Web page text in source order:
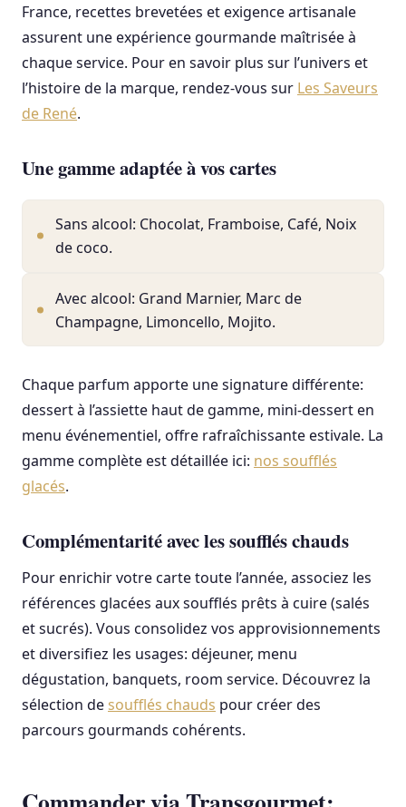
France, recettes brevetées et exigence artisanale
assurent une expérience gourmande maîtrisée à
chaque service. Pour en savoir plus sur l’univers et
l’histoire de la marque, rendez-vous sur Les Saveurs
de René.
Une gamme adaptée à vos cartes
Sans alcool: Chocolat, Framboise, Café, Noix
de coco.
Avec alcool: Grand Marnier, Marc de
Champagne, Limoncello, Mojito.
Chaque parfum apporte une signature différente:
dessert à l’assiette haut de gamme, mini-dessert en
menu événementiel, offre rafraîchissante estivale. La
gamme complète est détaillée ici: nos soufflés
glacés.
Complémentarité avec les soufflés chauds
Pour enrichir votre carte toute l’année, associez les
références glacées aux soufflés prêts à cuire (salés
et sucrés). Vous consolidez vos approvisionnements
et diversifiez les usages: déjeuner, menu
dégustation, banquets, room service. Découvrez la
sélection desoufflés chauds pour créer des
parcours gourmands cohérents.